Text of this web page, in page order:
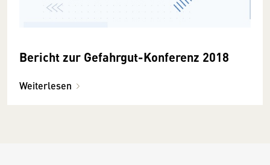
Bericht zur Gefahrgut-Konferenz 2018
Weiterlesen